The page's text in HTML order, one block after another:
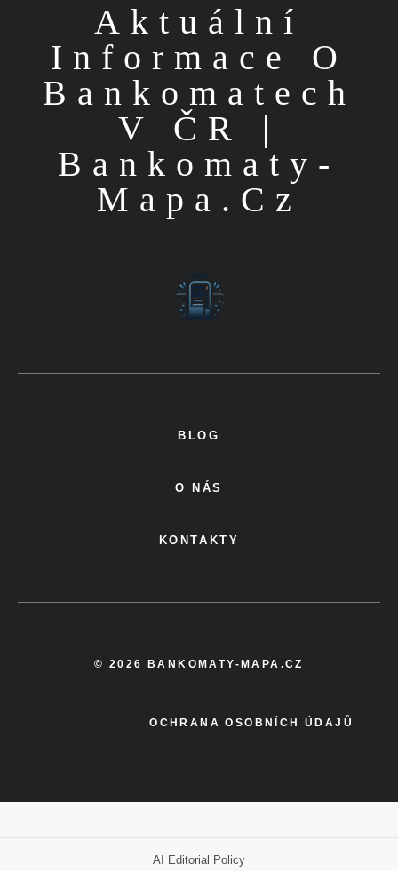
Aktuální
Informace O
Bankomatech
V ČR |
Bankomaty-
Mapa.cz
BLOG
O NÁS
KONTAKTY
© 2026 BANKOMATY-MAPA.CZ
OCHRANA OSOBNÍCH ÚDAJŮ
AI Editorial Policy